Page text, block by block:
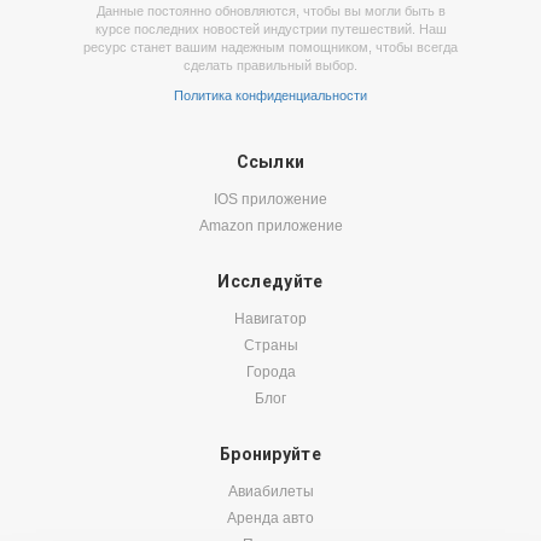
Данные постоянно обновляются, чтобы вы могли быть в
курсе последних новостей индустрии путешествий. Наш
ресурс станет вашим надежным помощником, чтобы всегда
сделать правильный выбор.
Политика конфиденциальности
Ссылки
IOS приложение
Amazon приложение
Исследуйте
Навигатор
Страны
Города
Блог
Бронируйте
Авиабилеты
Аренда авто